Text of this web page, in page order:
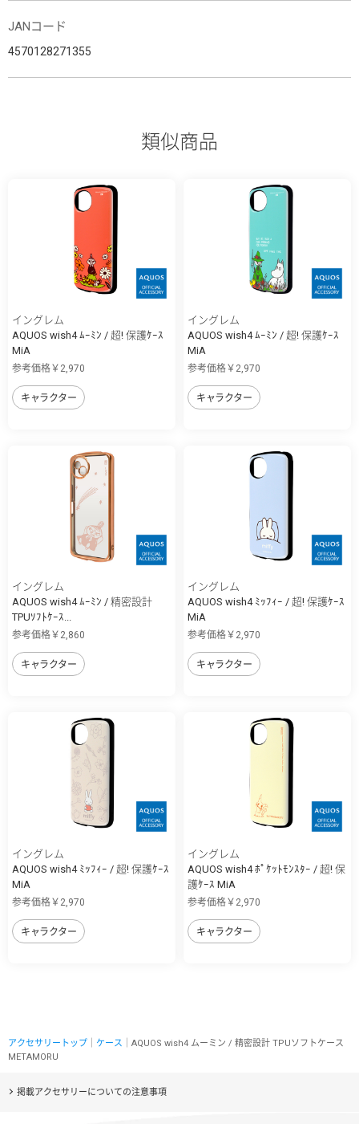
JANコード
4570128271355
類似商品
イングレム
AQUOS wish4 ﾑｰﾐﾝ / 超! 保護ｹｰｽ
MiA
参考価格￥2,970
キャラクター
イングレム
AQUOS wish4 ﾑｰﾐﾝ / 超! 保護ｹｰｽ
MiA
参考価格￥2,970
キャラクター
イングレム
AQUOS wish4 ﾑｰﾐﾝ / 精密設計
TPUｿﾌﾄｹｰｽ...
参考価格￥2,860
キャラクター
イングレム
AQUOS wish4 ﾐｯﾌｨｰ / 超! 保護ｹｰｽ
MiA
参考価格￥2,970
キャラクター
イングレム
AQUOS wish4 ﾐｯﾌｨｰ / 超! 保護ｹｰｽ
MiA
参考価格￥2,970
キャラクター
イングレム
AQUOS wish4 ﾎﾟｹｯﾄﾓﾝｽﾀｰ / 超! 保
護ｹｰｽ MiA
参考価格￥2,970
キャラクター
アクセサリートップ ケース ｜AQUOS wish4 ムーミン / 精密設計 TPUソフトケース
METAMORU
掲載アクセサリーについての注意事項